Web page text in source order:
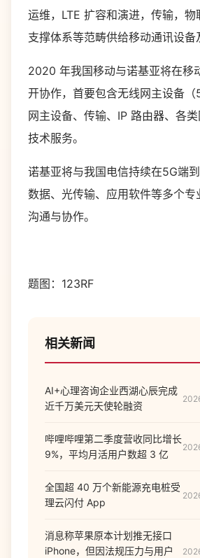
运维，LTE 扩容和演进，传输，
支撑体系等范畴供给移动通讯设备
2020 年我国移动与诺基亚将在移
开协作，首要包含无线网主设备
网主设备、传输、IP 路由器、各
技术服务。
诺基亚将与我国电信持续在5G端
数据、光传输、应用软件等多个专
沟通与协作。
题图：123RF
相关新闻
AI+心理咨询企业西湖心辰完成
近千万美元天使轮融资
哔哩哔哩第二季度营收同比增长
9%，平均月活用户数超 3 亿
全国超 40 万个新能源充电桩受
理云闪付 App
消息称苹果原本计划推无接口
iPhone，但因法规压力与用户